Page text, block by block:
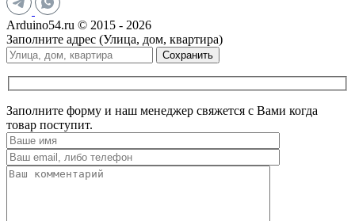
Arduino54.ru © 2015 - 2026
Заполните адрес (Улица, дом, квартира)
Сохранить
Заполните форму и наш менеджер свяжется с Вами когда
товар поступит.